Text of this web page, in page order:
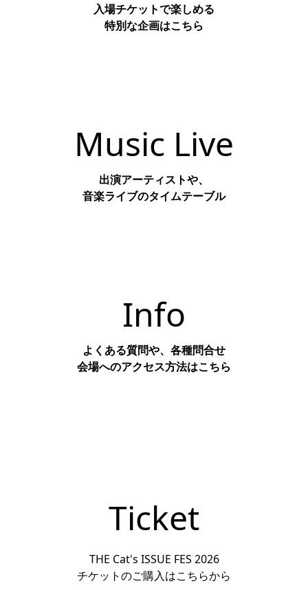
入場チケットで楽しめる
特別な企画はこちら
Music Live
出演アーティストや、
音楽ライブのタイムテーブル
Info
よくある質問や、各種問合せ
会場へのアクセス方法はこちら
Ticket
THE Cat's ISSUE FES 2026
チケットのご購入はこちらから